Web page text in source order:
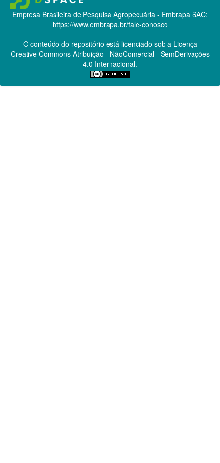
Empresa Brasileira de Pesquisa Agropecuária - Embrapa SAC:
https://www.embrapa.br/fale-conosco
O conteúdo do repositório está licenciado sob a Licença
Creative CommonsAtribuição - NãoComercial - SemDerivações
4.0 Internacional.